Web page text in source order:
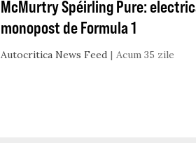
McMurtry Spéirling Pure:
monopost de Formula 1
Autocritica News Feed Acum 35 zile